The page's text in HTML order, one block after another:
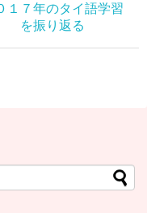
１７年のタイ語学習
を振り返る